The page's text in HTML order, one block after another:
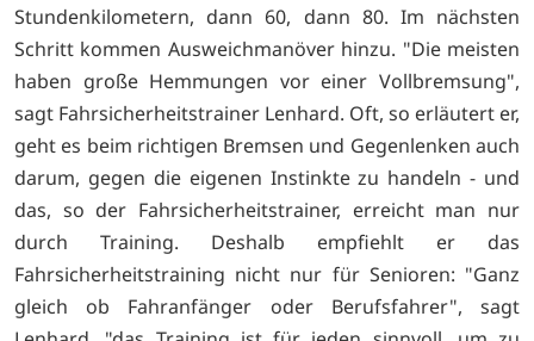
Stundenkilometern, dann 60, dann 80. Im nächsten
Schritt kommen Ausweichmanöver hinzu. "Die meisten
haben große Hemmungen vor einer Vollbremsung",
sagt Fahrsicherheitstrainer Lenhard. Oft, so erläutert er,
geht es beim richtigen Bremsen und Gegenlenken auch
darum, gegen die eigenen Instinkte zu handeln - und
das, so der Fahrsicherheitstrainer, erreicht man nur
durch Training. Deshalb empfiehlt er das
Fahrsicherheitstraining nicht nur für Senioren: "Ganz
gleich ob Fahranfänger oder Berufsfahrer", sagt